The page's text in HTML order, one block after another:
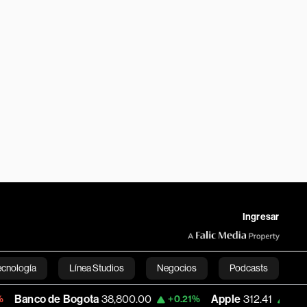
Ingresar
Línea Studios Negocios Podcasts
English
38,800.00 +0.21% Apple 312.41 +0.47% USD COP